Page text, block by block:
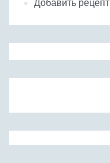
Добавить рецепт